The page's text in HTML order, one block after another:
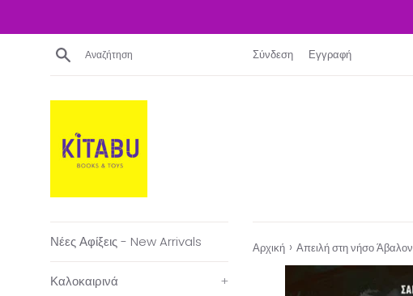
περιεχόμενο
Αναζήτηση Σύνδεση Εγγραφή
Νέες Αφίξεις - New Arrivals
Καλοκαιρινά +
Αρχική › Απειλή στη νήσο Άβαλον